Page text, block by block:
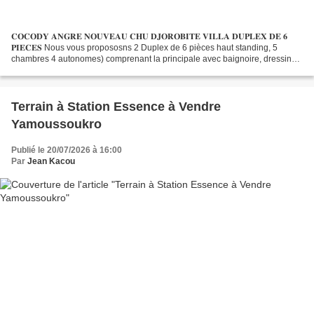
𝐂𝐎𝐂𝐎𝐃𝐘 𝐀𝐍𝐆𝐑𝐄 𝐍𝐎𝐔𝐕𝐄𝐀𝐔 𝐂𝐇𝐔 𝐃𝐉𝐎𝐑𝐎𝐁𝐈𝐓𝐄 𝐕𝐈𝐋𝐋𝐀 𝐃𝐔𝐏𝐋𝐄𝐗 𝐃𝐄 𝟔
𝐏𝐈𝐄𝐂𝐄𝐒 Nous vous propososns 2 Duplex de 6 pièces haut standing, 5
chambres 4 autonomes) comprenant la principale avec baignoire, dressing
Terrain à Station Essence à Vendre
Yamoussoukro
Publié le 20/07/2026 à 16:00
Par Jean Kacou